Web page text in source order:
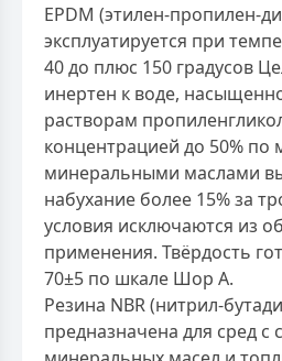
EPDM (этилен-пропилен-
эксплуатируется при
40 до плюс 150 градусов
инертен к воде,
растворам
концентрацией до 50% по
минеральными маслами
набухание более 15% за
условия исключаются из
применения. Твёрдость
70±5 по шкале Шор А.
Резина NBR (нитрил-
предназначена для сред с